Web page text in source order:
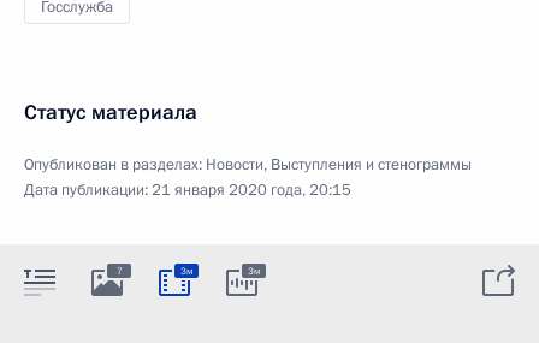
Госслужба
Статус материала
Опубликован в разделах: Новости, Выступления и стенограммы
Дата публикации:21 января 2020 года, 20:15
7 3м 3м